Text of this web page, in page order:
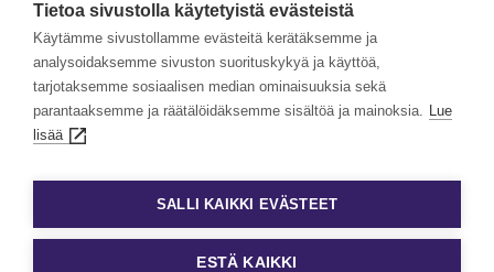
vastaavat tarpeitasi. Hakuprosessi on helppo ja nopea:
voit hakea työpaikkoja suoraan verkossa ja liittää
ansioluettelosi sekä hakemuksesi mukaan. Tutustu
Kuopion avoimiin työpaikkoihin jo tänään ja hae unelmiesi
työtä Eezyn kautta!
sovellusta
ja nauti uuden aikakauden tavasta
vastaanottaa ja tehdä töitä.
Tietoa sivustolla käytetyistä evästeistä
Käytämme sivustollamme evästeitä kerätäksemme ja
analysoidaksemme sivuston suorituskykyä ja käyttöä,
tarjotaksemme sosiaalisen median ominaisuuksia sekä
parantaaksemme ja räätälöidäksemme sisältöä ja mainoksia. Lue
lisää
SALLI KAIKKI EVÄSTEET
ESTÄ KAIKKI